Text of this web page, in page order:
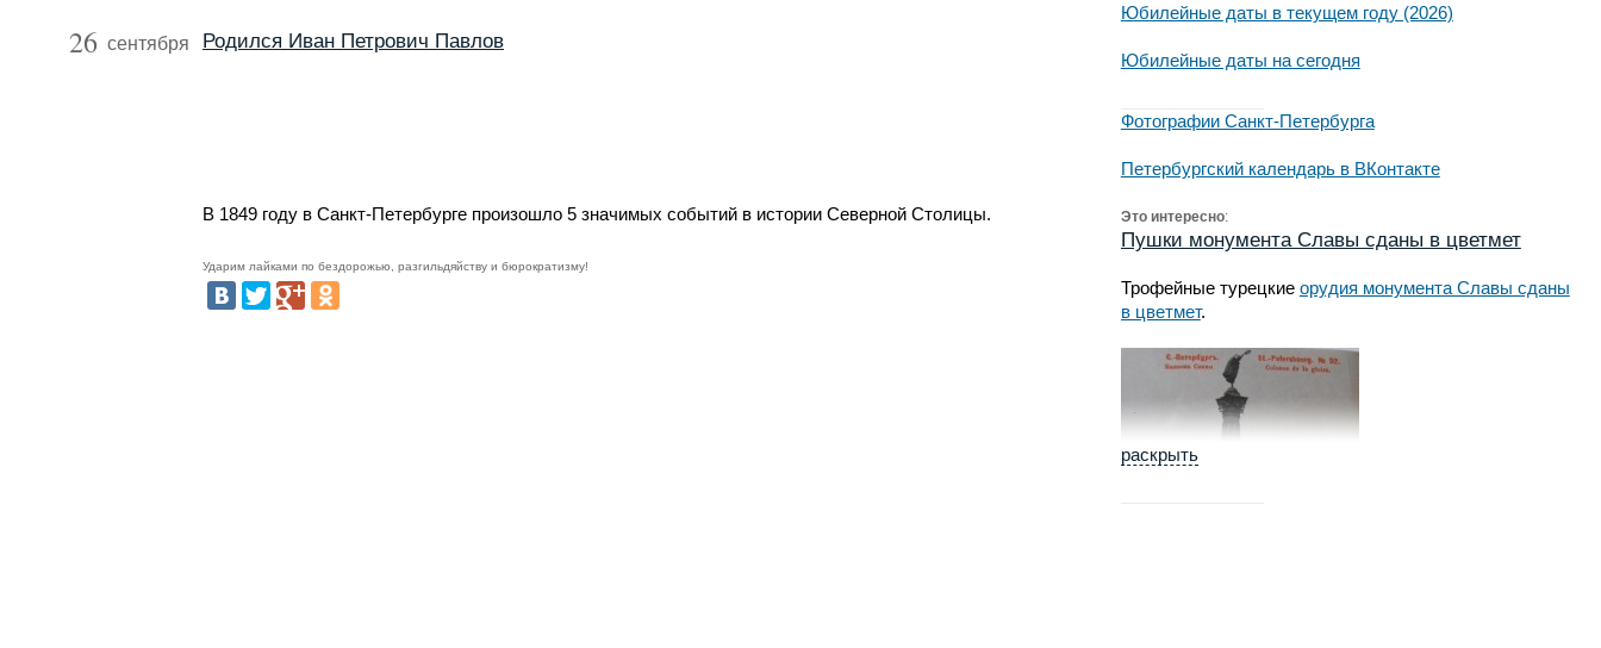
Юбилейные даты в текущем году (2026)
Юбилейные даты на сегодня
Фотографии Санкт-Петербурга
Петербургский календарь в ВКонтакте
Это интересно:
Пушки монумента Славы сданы в цветмет
Трофейные турецкие орудия монумента Славы сданы
в цветмет.
раскрыть
26 сентября Родился Иван Петрович Павлов
В 1849 году в Санкт-Петербурге произошло 5 значимых событий в истории Северной Столицы.
Ударим лайками по бездорожью, разгильдяйству и бюрократизму!